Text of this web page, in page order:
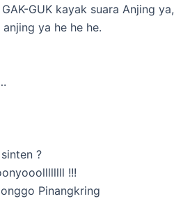
GUK kayak suara Anjing ya,
ya he he he.
?
!!!
Pinangkring